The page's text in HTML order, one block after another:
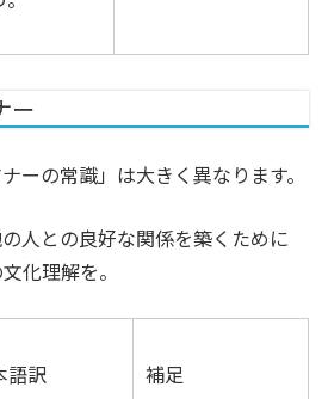
ー
ーの常識」は大きく異なります。
人との良好な関係を築くために
化理解を。
語訳 補足